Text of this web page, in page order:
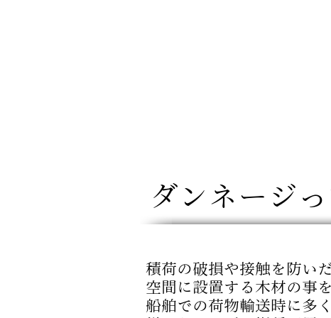
ダンネージ
積荷の破損や接触を防い
空間に設置する 木材の事
船舶での荷物輸送時に多